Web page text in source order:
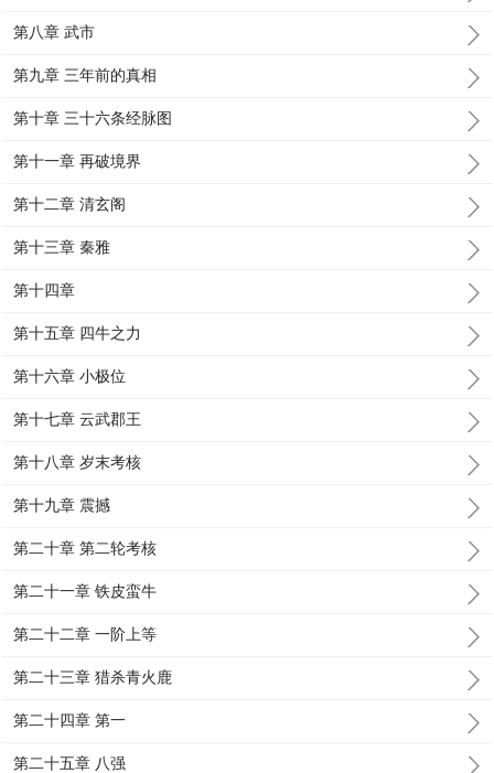
第八章 武市
第九章 三年前的真相
第十章 三十六条经脉图
第十一章 再破境界
第十二章 清玄阁
第十三章 秦雅
第十四章
第十五章 四牛之力
第十六章 小极位
第十七章 云武郡王
第十八章 岁末考核
第十九章 震撼
第二十章 第二轮考核
第二十一章 铁皮蛮牛
第二十二章 一阶上等
第二十三章 猎杀青火鹿
第二十四章 第一
第二十五章 八强